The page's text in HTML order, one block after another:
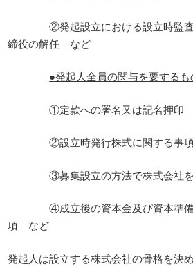
②発起設立における設立時監査
締役の解任 など
●発起人全員の関与を要するも
①定款への署名又は記名押印
②設立時発行株式に関する事項
③募集設立の方法で株式会社を
④成立後の資本金及び資本準備
項 など
発起人は設立する株式会社の骨格を決